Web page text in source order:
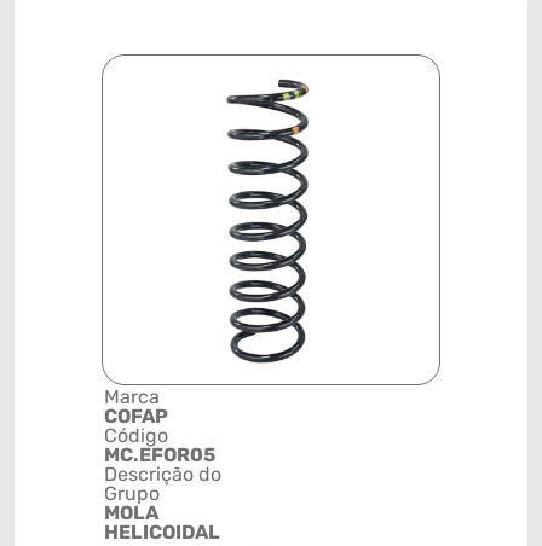
Marca
COFAP
Código
MC.EFOR05
Descrição do
Grupo
MOLA
HELICOIDAL